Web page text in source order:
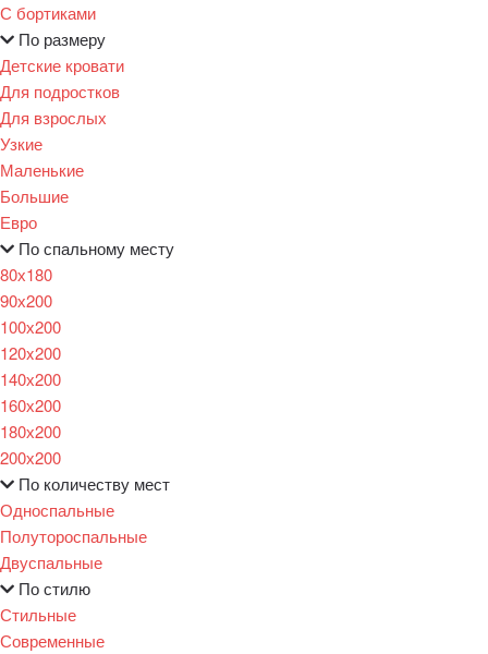
С бортиками
По размеру
Детские кровати
Для подростков
Для взрослых
Узкие
Маленькие
Большие
Евро
По спальному месту
80х180
90х200
100х200
120x200
140х200
160х200
180х200
200х200
По количеству мест
Односпальные
Полутороспальные
Двуспальные
По стилю
Стильные
Современные